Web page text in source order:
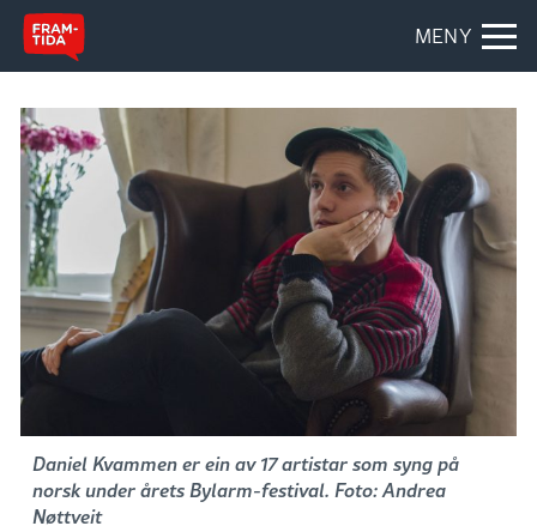
MENY
Daniel Kvammen er ein av 17 artistar som syng på
norsk under årets Bylarm-festival. Foto: Andrea
Nøttveit